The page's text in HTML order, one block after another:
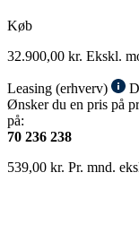
Køb
32.900,00 kr. Ekskl.
Leasing (erhverv)
Ønsker du en pris på
på:
70 236 238
539,00 kr. Pr. mnd.